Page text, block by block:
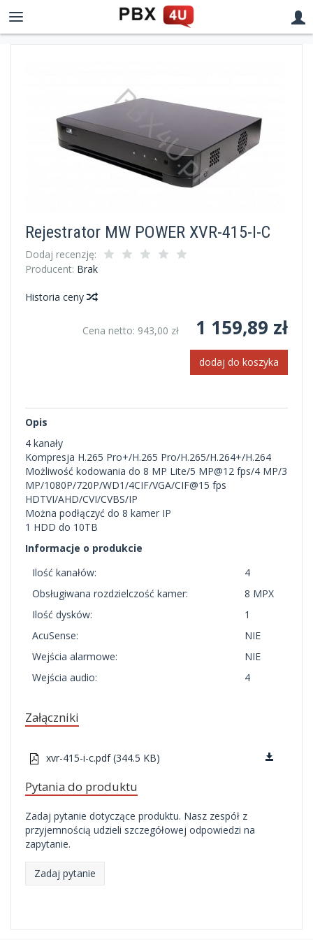
Rejestrator MW POWER XVR-415-I-C
Dodaj recenzję:
Producent: Brak
Historia ceny
Cena netto: 943,00 zł 1 159,89 zł
dodaj do koszyka
Opis
4 kanały
Kompresja H.265 Pro+/H.265 Pro/H.265/H.264+/H.264
Możliwość kodowania do 8 MP Lite/5 MP@12 fps/4 MP/3
MP/1080P/720P/WD1/4CIF/VGA/CIF@15 fps
HDTVI/AHD/CVI/CVBS/IP
Można podłączyć do 8 kamer IP
1 HDD do 10TB
Informacje o produkcie
Ilość kanałów:
4
Obsługiwana rozdzielczość kamer:
8 MPX
Ilość dysków:
1
AcuSense:
NIE
Wejścia alarmowe:
NIE
Wejścia audio:
4
Załączniki
xvr-415-i-c.pdf (344.5 KB)
Pytania do produktu
Zadaj pytanie dotyczące produktu. Nasz zespół z
przyjemnością udzieli szczegółowej odpowiedzi na
zapytanie.
Zadaj pytanie